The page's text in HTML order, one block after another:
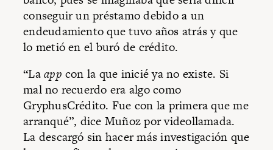
conseguir un préstamo debido a un
endeudamiento que tuvo años atrás y que
lo metió en el buró de crédito.
“Laapp con la que inicié ya no existe. Si
mal no recuerdo era algo como
GryphusCrédito. Fue con la primera que me
arranqué”, dice Muñoz por videollamada.
La descargó sin hacer más investigación que